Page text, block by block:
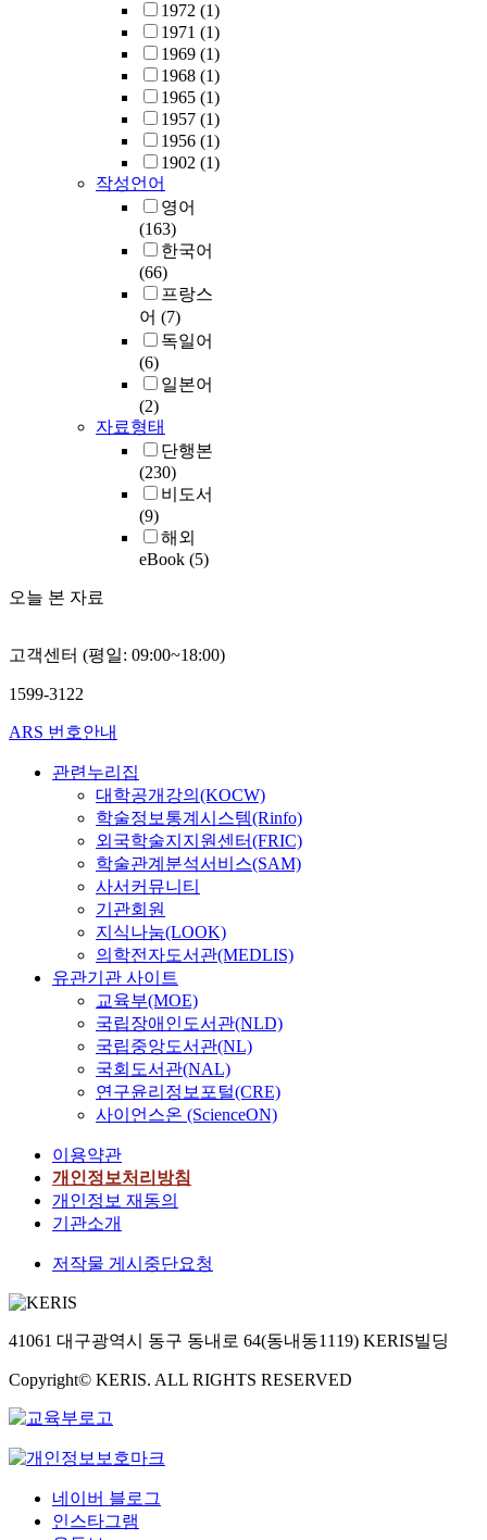
1972 (1)
1971 (1)
1969 (1)
1968 (1)
1965 (1)
1957 (1)
1956 (1)
1902 (1)
작성언어
영어
(163)
한국어
(66)
프랑스
어 (7)
독일어
(6)
일본어
(2)
자료형태
단행본
(230)
비도서
(9)
해외
eBook (5)
오늘 본 자료
고객센터 (평일: 09:00~18:00)
1599-3122
ARS 번호안내
관련누리집
대학공개강의(KOCW)
학술정보통계시스템(Rinfo)
외국학술지지원센터(FRIC)
학술관계분석서비스(SAM)
사서커뮤니티
기관회원
지식나눔(LOOK)
의학전자도서관(MEDLIS)
유관기관 사이트
교육부(MOE)
국립장애인도서관(NLD)
국립중앙도서관(NL)
국회도서관(NAL)
연구윤리정보포털(CRE)
사이언스온 (ScienceON)
이용약관
개인정보처리방침
개인정보 재동의
기관소개
저작물 게시중단요청
41061 대구광역시 동구 동내로 64(동내동1119) KERIS빌딩
Copyright© KERIS. ALL RIGHTS RESERVED
네이버 블로그
인스타그램